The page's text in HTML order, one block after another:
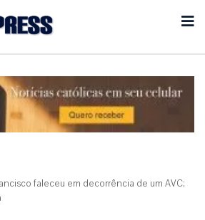
faleceu em decorrência de um AVC;